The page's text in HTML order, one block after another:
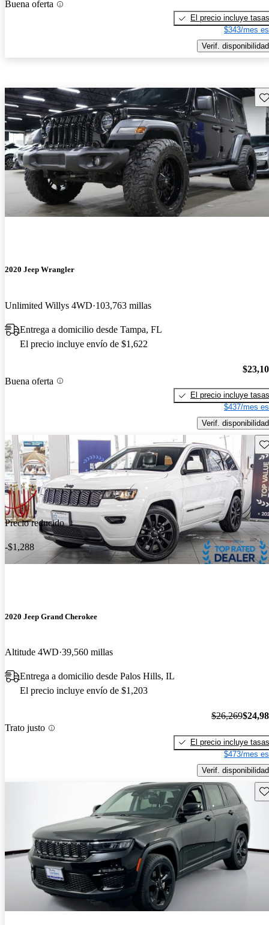
Buena oferta
El precio incluye tasas
$343/mes
Verif. disponibilidad
2020 Jeep Wrangler
Unlimited Willys 4WD 103,763 millas
Entrega a domicilio desde Tampa, FL
El precio incluye envío de $1,622
Buena oferta
El precio incluye tasas
$437/mes
Verif. disponibilidad
Precio reducido
-$1,288
2020 Jeep Grand Cherokee
Altitude 4WD 39,560 millas
Entrega a domicilio desde Palos Hills, IL
El precio incluye envío de $1,203
Trato justo
$26,269
El precio incluye tasas
$473/mes
Verif. disponibilidad